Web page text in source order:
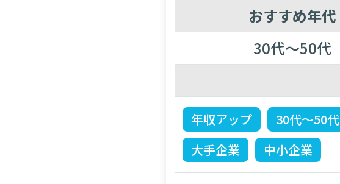
おすすめ年代
30代～50代
年収アップ 30代～50代
大手企業
中小企業